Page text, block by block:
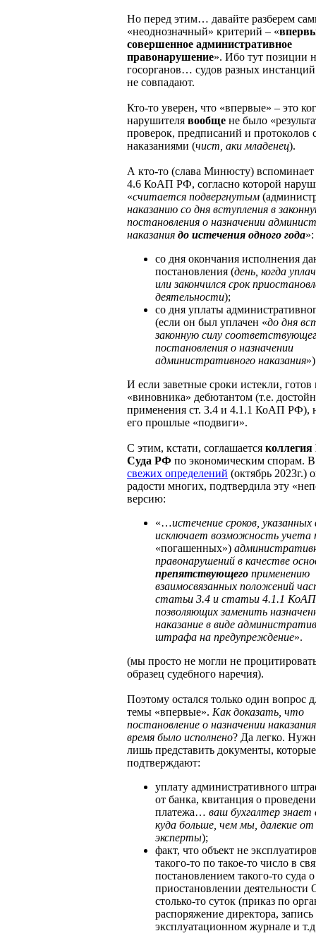
Но перед этим… давайте разберем
«неоднозначный» критерий – «
совершенное административное
правонарушение». Ибо тут позиции
госорганов… судов разных инстанций
не совпадают.
Кто-то уверен, что «впервые» – это
нарушителя вообще не было
проверок, предписаний и протоколов
наказаниями (чист, аки младенец).
А кто-то (слава Минюсту) вспоминает
4.6 КоАП РФ, согласно которой
«считается подвергнутым
наказанию со дня вступления в
постановления о назначении
наказания до истечения одного года»:
со дня окончания исполнения
постановления (день, когда
или закончился срок
деятельности);
со дня уплаты
(если он был уплачен «до дня
законную силу
постановления о назначении
административного наказания
И если заветные сроки истекли, готов
«виновника» дебютантом (т.е.
применения ст. 3.4 и 4.1.1 КоАП РФ),
его прошлые «подвиги».
С этим, кстати, соглашается коллегия
Суда РФ по экономическим спорам.
свежих определений (октябрь 2023г.)
радости многих, подтвердила эту
версию:
«…истечение сроков,
исключает возможность учета
«погашенных»)
правонарушений в качестве
препятствующего применению
взаимосвязанных положений
статьи 3.4 и статьи 4.1.1
позволяющих заменить
наказание в виде
штрафа на предупреждение».
(мы просто не могли не
образец судебного наречия).
Поэтому остался только один вопрос
темы «впервые». Как доказать, что
постановление о назначении
время было исполнено? Да легко.
лишь представить документы, которые
подтверждают:
уплату административного
от банка, квитанция о
платежа… ваш бухгалтер
куда больше, чем мы, далекие
эксперты);
факт, что объект не
такого-то по такое-то число в
постановлением такого-то суда о
приостановлении
столько-то суток (приказ по
распоряжение директора, запись
эксплуатационном журнале и